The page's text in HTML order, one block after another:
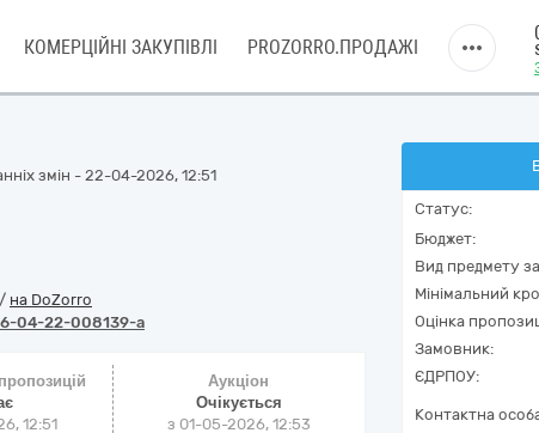
КОМЕРЦІЙНІ ЗАКУПІВЛІ PROZORRO.ПРОДАЖІ
змін - 22-04-2026, 12:51
/ на DoZorro
04-22-008139-a
12:51
Аукціон
Очікується
з 01-05-2026, 12:53
Статус:
Бюджет:
Вид предмету
Мінімальний
Оцінка
Замовник:
ЄДРПОУ:
Контактна